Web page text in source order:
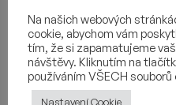
HOPS USED
OTHER
Na našich webových
cookie, abychom vám
tím, že si zapamatujeme
návštěvy. Kliknutím na
používáním VŠECH souborů
Nastavení Cookie